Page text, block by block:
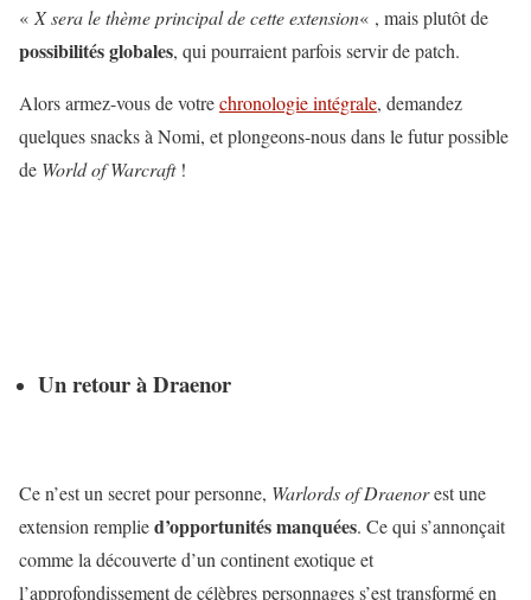
« X sera le thème principal de cette extension« , mais plutôt de
possibilitésglobales, qui pourraient parfois servir de patch.
Alors armez-vous de votrechronologie intégrale, demandez
quelques snacks à Nomi, et plongeons-nous dans le futur possible
de World of Warcraft!
Un retour à Draenor
Ce n’est un secret pour personne, Warlords of Draenorest une
extension remplied’opportunitésmanquées. Ce qui s’annonçait
comme la découverte d’un continent exotique et
l’approfondissement de célèbres personnages s’est transformé en